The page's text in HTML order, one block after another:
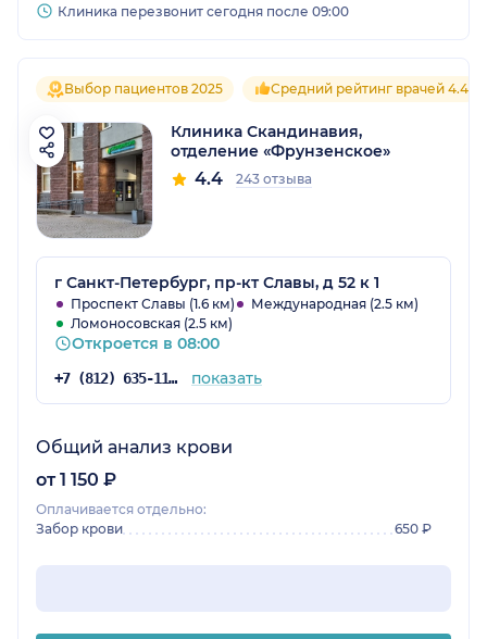
Клиника перезвонит сегодня после 09:00
Выбор пациентов 2025 Средний рейтинг врачей 4.4
Клиника Скандинавия,
отделение «Фрунзенское»
4.4 243 отзыва
г Санкт-Петербург, пр-кт Славы, д 52 к 1
Проспект Славы (1.6 км)
Международная (2.5 км)
Ломоносовская (2.5 км)
Откроется в 08:00
+7 (812) 635-11-79 показать
Общий анализ крови
от 1 150 ₽
Оплачивается отдельно:
Забор крови
650 ₽